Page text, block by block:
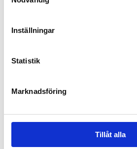
Inställningar
Statistik
Marknadsföring
Tillåt alla